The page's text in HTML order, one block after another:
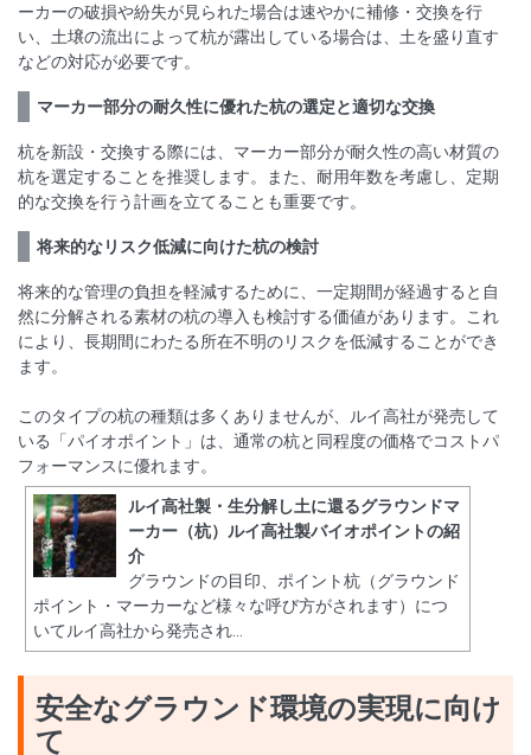
ーカーの破損や紛失が見られた場合は速やかに補修・交換を行
い、土壌の流出によって杭が露出している場合は、土を盛り直す
などの対応が必要です。
マーカー部分の耐久性に優れた杭の選定と適切な交換
杭を新設・交換する際には、マーカー部分が耐久性の高い材質の
杭を選定することを推奨します。また、耐用年数を考慮し、定期
的な交換を行う計画を立てることも重要です。
将来的なリスク低減に向けた杭の検討
将来的な管理の負担を軽減するために、一定期間が経過すると自
然に分解される素材の杭の導入も検討する価値があります。これ
により、長期間にわたる所在不明のリスクを低減することができ
ます。
このタイプの杭の種類は多くありませんが、ルイ高社が発売して
いる「パイオポイント」は、通常の杭と同程度の価格でコストパ
フォーマンスに優れます。
ルイ高社製・生分解し土に還るグラウンドマ
ーカー（杭）ルイ高社製バイオポイントの紹
介
グラウンドの目印、ポイント杭（グラウンド
ポイント・マーカーなど様々な呼び方がされます）につ
いてルイ高社から発売され...
安全なグラウンド環境の実現に向け
て